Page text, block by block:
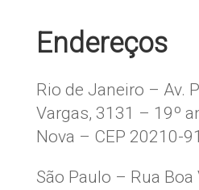
Endereços
Rio de Janeiro – Av.
Vargas, 3131 – 19º
Nova – CEP 20210-
São Paulo – Rua